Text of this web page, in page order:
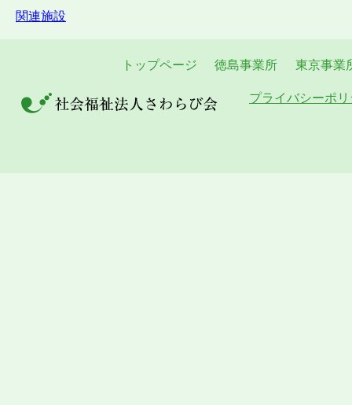
関連施設
トップページ 徳島事業所 東京事業
プライバシーポ